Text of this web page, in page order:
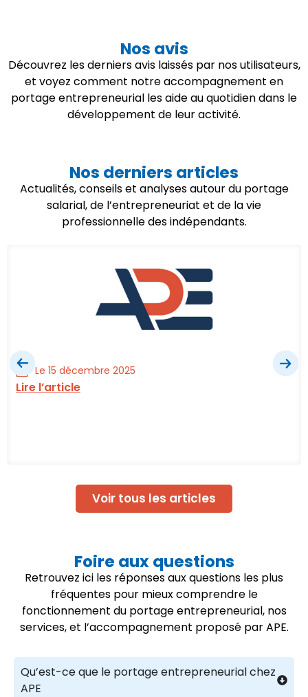
Nos avis
Découvrez les derniers avis laissés par nos utilisateurs,
et voyez comment notre accompagnement en
portage entrepreneurial les aide au quotidien dans le
développement de leur activité.
Nos derniers articles
Actualités, conseils et analyses autour du portage
salarial, de l’entrepreneuriat et de la vie
professionnelle des indépendants.
Le 15 décembre 2025
Lire l’article
Voir tous les articles
Foire aux questions
Retrouvez ici les réponses aux questions les plus
fréquentes pour mieux comprendre le
fonctionnement du portage entrepreneurial, nos
services, et l’accompagnement proposé par APE.
Qu’est-ce que le portage entrepreneurial chez
APE